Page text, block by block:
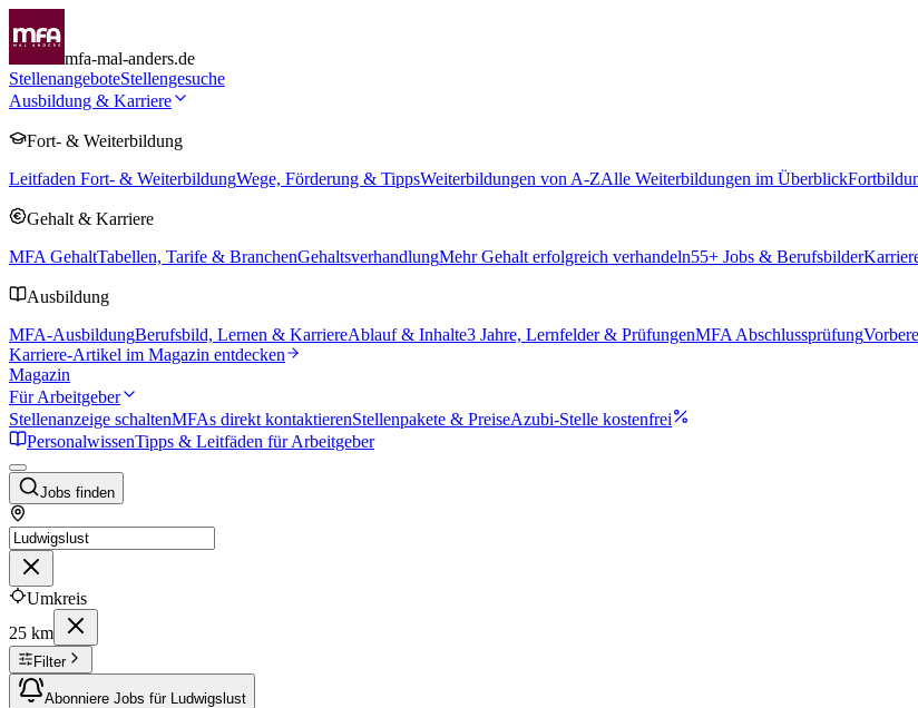
mfa-mal-anders.de
StellenangeboteStellengesuche
Ausbildung & Karriere
Fort- & Weiterbildung
Leitfaden Fort- & WeiterbildungWege, Förderung & TippsWeiterbildungen von A-ZAlle Weiterbildungen im Überblick
Gehalt & Karriere
MFA GehaltTabellen, Tarife & BranchenGehaltsverhandlungMehr Gehalt erfolgreich verhandeln55+ Jobs & Berufsbilder
Ausbildung
MFA-AusbildungBerufsbild, Lernen & KarriereAblauf & Inhalte3 Jahre, Lernfelder & PrüfungenMFA Abschlussprüfung
Karriere-Artikel im Magazin entdecken
Magazin
Für Arbeitgeber
Stellenanzeige schaltenMFAs direkt kontaktierenStellenpakete & PreiseAzubi-Stelle kostenfrei
PersonalwissenTipps & Leitfäden für Arbeitgeber
Jobs finden
Umkreis
25 km
Filter
Abonniere Jobs für Ludwigslust